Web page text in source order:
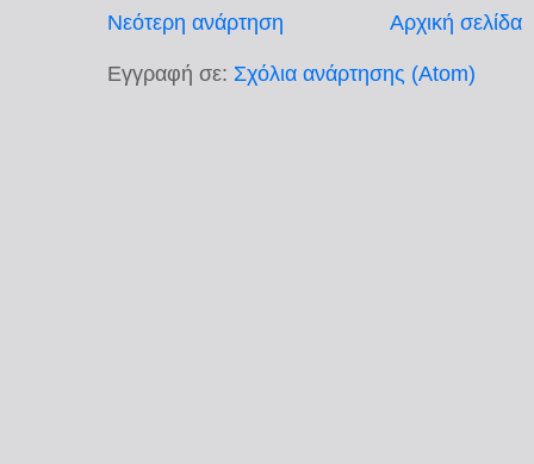
Νεότερη ανάρτηση Αρχική σελίδα
Εγγραφή σε: Σχόλια ανάρτησης (Atom)